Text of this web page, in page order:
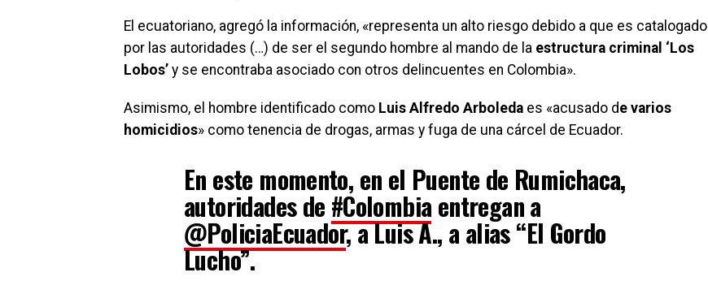
El ecuatoriano, agregó la información, «representa un alto riesgo debido a que es catalogado
por las autoridades (…) de ser el segundo hombre al mando de la estructura criminal ‘Los
Lobos’ y se encontraba asociado con otros delincuentes en Colombia».
Asimismo, el hombre identificado como Luis Alfredo Arboleda es «acusado de varios
homicidios» como tenencia de drogas, armas y fuga de una cárcel de Ecuador.
En este momento, en el Puente de Rumichaca,
autoridades de #Colombiaentregan a
@PoliciaEcuador, a Luis A., a alias “El Gordo
Lucho”.